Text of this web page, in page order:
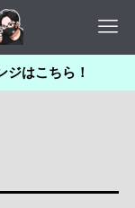
ジはこちら！